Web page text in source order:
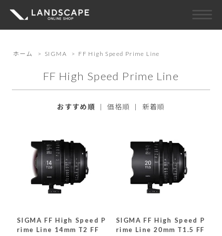
ホーム > SIGMA > FF High Speed Prime Line
FF High Speed Prime Line
おすすめ順 |価格順 | 新着順
SIGMA FF High Speed P
rime Line 14mm T2 FF
SIGMA FF High Speed P
rime Line 20mm T1.5 FF